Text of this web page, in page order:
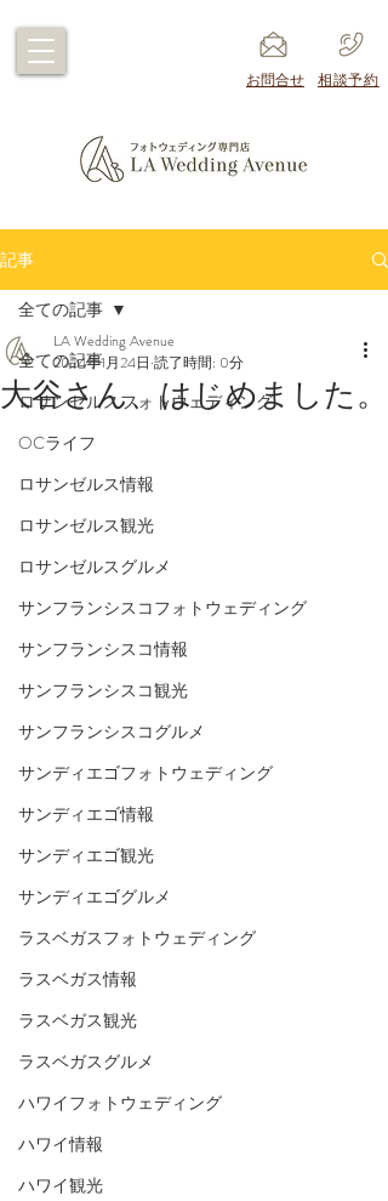
​お問合せ ​相談予約
記事
全ての記事
ロサンゼルスフォトウェディング
OCライフ
ロサンゼルス情報
ロサンゼルス観光
ロサンゼルスグルメ
サンフランシスコフォトウェディング
サンフランシスコ情報
サンフランシスコ観光
サンフランシスコグルメ
サンディエゴフォトウェディング
サンディエゴ情報
サンディエゴ観光
サンディエゴグルメ
ラスベガスフォトウェディング
ラスベガス情報
ラスベガス観光
ラスベガスグルメ
ハワイフォトウェディング
ハワイ情報
ハワイ観光
全ての記事
大谷さん、はじめました。
LA Wedding Avenue
2024年1月24日 読了時間: 0分